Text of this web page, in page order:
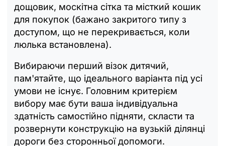
дощовик, москітна сітка та місткий кошик
для покупок (бажано закритого типу з
доступом, що не перекривається, коли
люлька встановлена).
Вибираючи перший візок дитячий,
пам'ятайте, що ідеального варіанта під усі
умови не існує. Головним критерієм
вибору має бути ваша індивідуальна
здатність самостійно підняти, скласти та
розвернути конструкцію на вузькій ділянці
дороги без сторонньої допомоги.